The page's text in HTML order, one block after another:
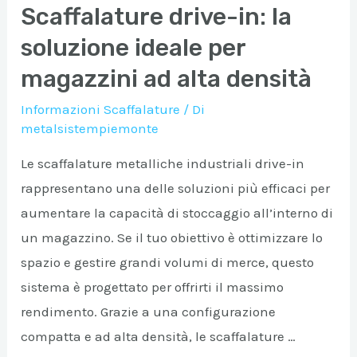
Superbuild
Scaffalature drive-in: la
soluzione ideale per
magazzini ad alta densità
Informazioni Scaffalature / Di
metalsistempiemonte
Le scaffalature metalliche industriali drive-in
rappresentano una delle soluzioni più efficaci per
aumentare la capacità di stoccaggio all’interno di
un magazzino. Se il tuo obiettivo è ottimizzare lo
spazio e gestire grandi volumi di merce, questo
sistema è progettato per offrirti il massimo
rendimento. Grazie a una configurazione
compatta e ad alta densità, le scaffalature …